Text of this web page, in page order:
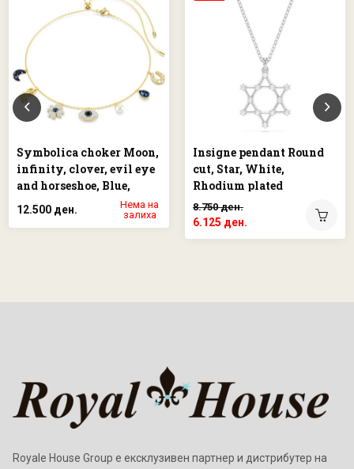
Symbolica choker Moon,
infinity, clover, evil eye
and horseshoe, Blue,
Gold-tone plated
12.500 ден.
Нема на
залиха
Insigne pendant Round
cut, Star, White,
Rhodium plated
8.750 ден.
6.125 ден.
Royale House Group е ексклузивен партнер и дистрибутер на